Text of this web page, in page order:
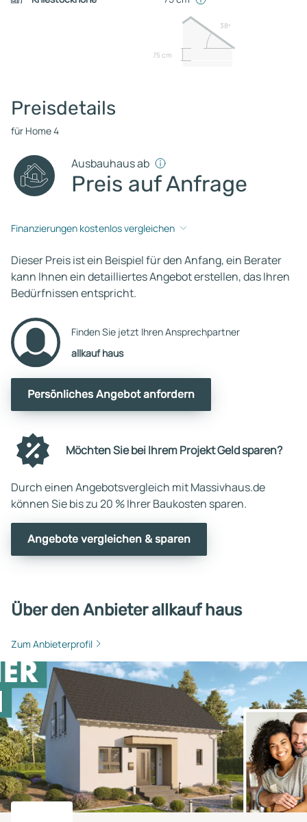
75 cm
38º
Preisdetails
für Home 4
Ausbauhaus ab
Preis auf Anfrage
Finanzierungen kostenlos vergleichen
Dieser Preis ist ein Beispiel für den Anfang, ein Berater
kann Ihnen ein detailliertes Angebot erstellen, das Ihren
Bedürfnissen entspricht.
Finden Sie jetzt Ihren Ansprechpartner
allkauf haus
Persönliches Angebot anfordern
Möchten Sie bei Ihrem Projekt Geld sparen?
Durch einen Angebotsvergleich mit Massivhaus.de
können Sie bis zu 20 % Ihrer Baukosten sparen.
Angebote vergleichen & sparen
Über den Anbieter allkauf haus
Zum Anbieterprofil